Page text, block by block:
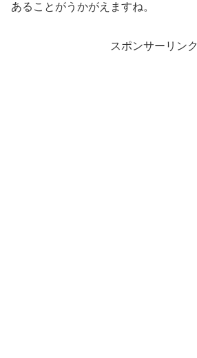
あることがうかがえますね。
スポンサーリンク